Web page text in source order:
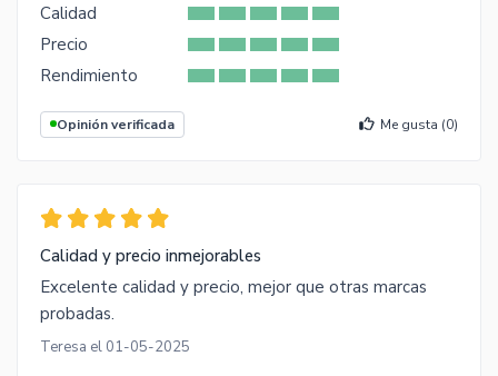
Calidad
Precio
Rendimiento
Opinión verificada Me gusta (0)
Calidad y precio inmejorables
Excelente calidad y precio, mejor que otras marcas
probadas.
Teresa el 01-05-2025